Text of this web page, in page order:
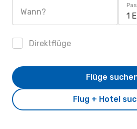
Wann? 1
Direktflüge
Flug + Hotel
Flüge